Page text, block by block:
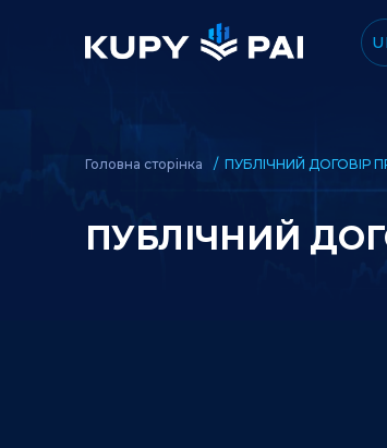
Головна сторінка ПУБЛІЧНИЙ ДОГОВІР
ПУБЛІЧНИЙ